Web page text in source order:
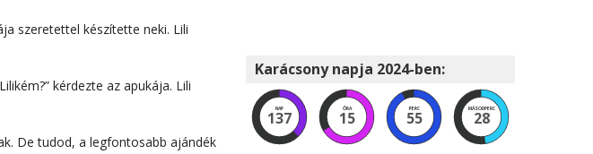
szeretettel készítette neki. Lili
kérdezte az apukája. Lili
De tudod, a legfontosabb ajándék
Karácsony napja 2024-ben:
NAP
137
ÓRA
15
PERC
55
MÁSODPERC
27